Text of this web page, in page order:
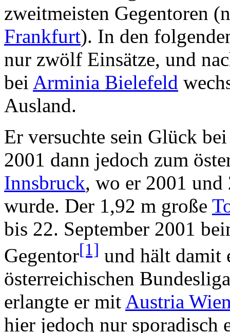
zweitmeisten Gegentoren
Frankfurt). In den
nur zwölf Einsätze, und
bei Arminia Bielefeld
Ausland.
Er versuchte sein Glück
2001 dann jedoch zum
Innsbruck, wo er 2001 und
wurde. Der 1,92 m große
bis 22. September 2001
Gegentor[1] und hält damit
österreichischen
erlangte er mit Austria
hier jedoch nur sporadisch